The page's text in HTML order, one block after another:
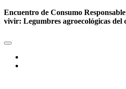
Encuentro de Consumo
vivir: Legumbres agroecológicas del